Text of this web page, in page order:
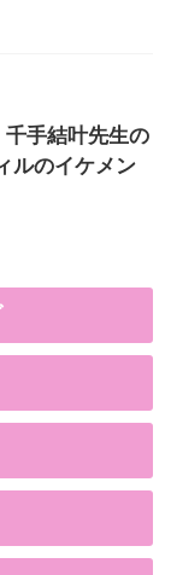
千手結叶先生の
ルのイケメン